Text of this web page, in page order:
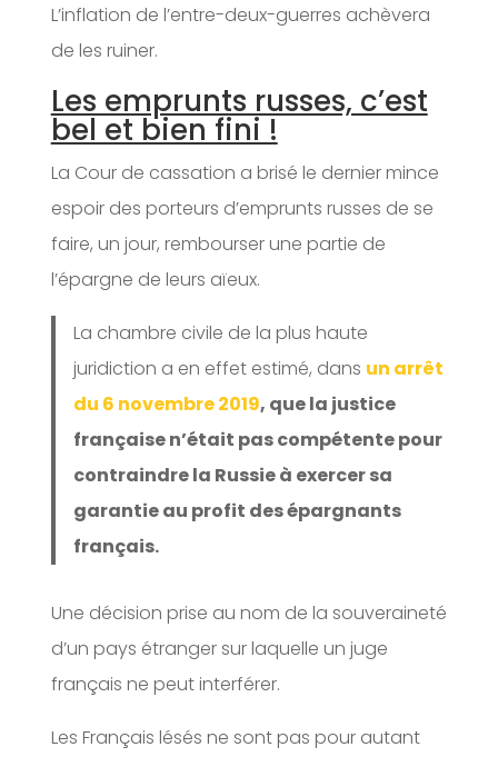
L’inflation de l’entre-deux-guerres achèvera
de les ruiner.
Les emprunts russes, c’est
bel et bien fini !
La Cour de cassation a brisé le dernier mince
espoir des porteurs d’emprunts russes de se
faire, un jour, rembourser une partie de
l’épargne de leurs aïeux.
La chambre civile de la plus haute
juridiction a en effet estimé, dans un arrêt
du 6 novembre 2019, que la justice
française n’était pas compétente pour
contraindre la Russie à exercer sa
garantie au profit des épargnants
français.
Une décision prise au nom de la souveraineté
d’un pays étranger sur laquelle un juge
français ne peut interférer.
Les Français lésés ne sont pas pour autant